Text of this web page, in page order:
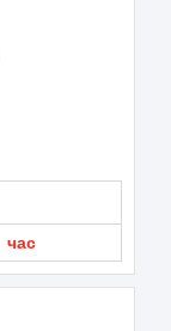
час